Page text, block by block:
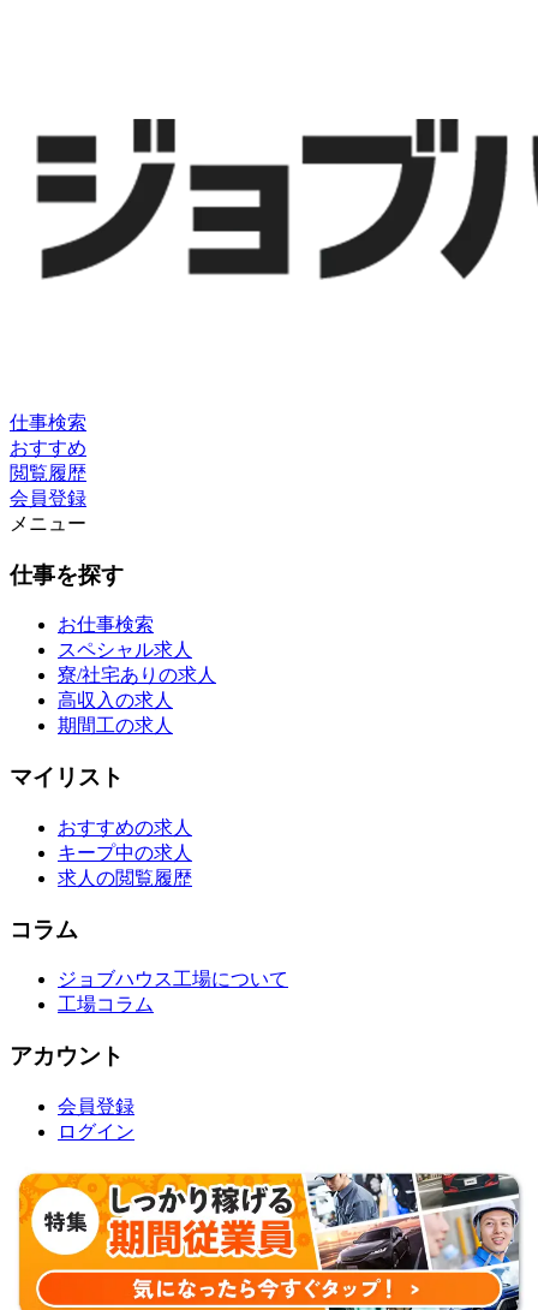
仕事検索
おすすめ
閲覧履歴
会員登録
メニュー
仕事を探す
お仕事検索
スペシャル求人
寮/社宅ありの求人
高収入の求人
期間工の求人
マイリスト
おすすめの求人
キープ中の求人
求人の閲覧履歴
コラム
ジョブハウス工場について
工場コラム
アカウント
会員登録
ログイン